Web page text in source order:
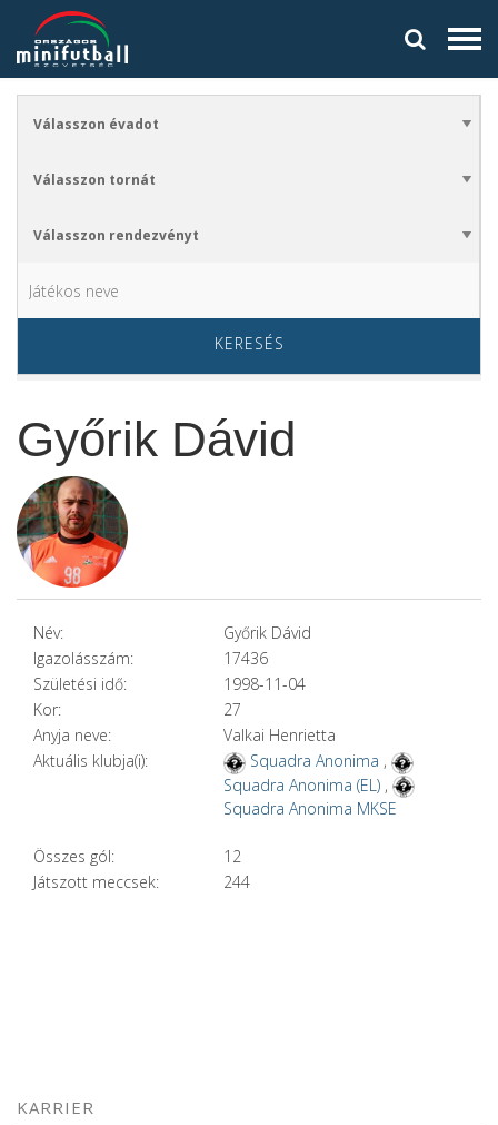
KERESÉS
Győrik Dávid
Név:
Győrik Dávid
Igazolásszám:
17436
Születési idő:
1998-11-04
Kor:
27
Anyja neve:
Valkai Henrietta
Aktuális klubja(i):
Squadra Anonima ,
Squadra Anonima (EL),
Squadra Anonima MKSE
Összes gól:
12
Játszott meccsek:
244
KARRIER